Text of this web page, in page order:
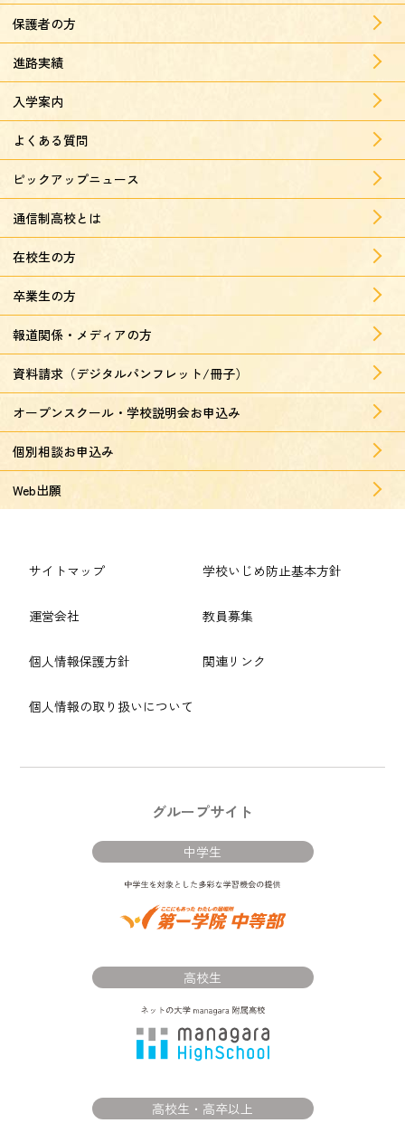
保護者の方
進路実績
入学案内
よくある質問
ピックアップニュース
通信制高校とは
在校生の方
卒業生の方
報道関係・メディアの方
資料請求（デジタルパンフレット/冊子）
オープンスクール・学校説明会お申込み
個別相談お申込み
Web出願
サイトマップ
運営会社
個人情報保護方針
個人情報の取り扱いについて
学校いじめ防止基本方針
教員募集
関連リンク
グループサイト
中学生
高校生
高校生・高卒以上